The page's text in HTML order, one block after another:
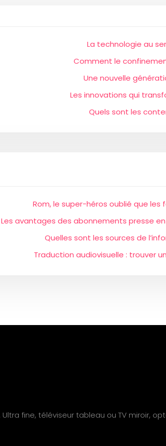
La technologie au
Comment le
Une nouvelle
Les innovations qui
Quels sont les
Rom, le super-héros oublié que les
Les avantages des abonnements presse
Quelles sont les sources de
Traduction audiovisuelle : trouver
fine, téléviseur tableau ou TV miroir,